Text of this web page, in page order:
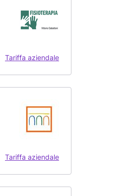
Tariffa aziendale
Tariffa aziendale